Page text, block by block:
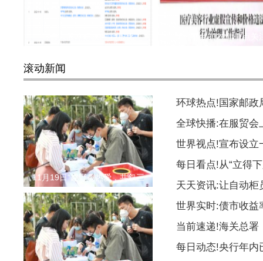
抖音入股峥研软件 持股比 新氧平台2022年重点关
滚动新闻
11月19日“趣野趣热爱，共叙三
环球热点!国家邮政
全球快播:在服贸会
世界视点!宣布设立
每日看点!从“立得
天天资讯:让自动柜
世界实时:债市收益
当前速递!海关总署
每日动态!央行年内